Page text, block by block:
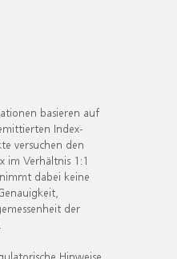
basieren auf
Index-
versuchen den
im Verhältnis 1:1
dabei keine
der